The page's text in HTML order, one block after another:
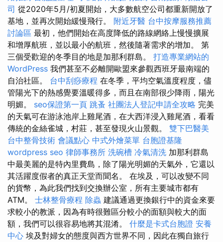
司 從2020年5月/初夏開始，大多數航空公司都重新開放了
基地，並再次開始緩慢飛行。 附近牙醫 台中按摩服務推薦
討論區 最初，他們開始在高度降低的路線網絡上慢慢擴展
和增厚航班，並以最小的航班，然後隨著需求的增加。 第
三個受歡迎的冬季目的地是加那利群島。 打造專業網站的
WordPress 我們甚至不必離開歐盟來參觀西班牙最南端的
自治社區。 台中刮痧療程 在冬季，平均空氣溫度程度，儘
管陽光下的熱感覺要溫暖得多，而且在南部很少降雨，陽光
明媚。 seo保證第一頁 跳蚤 社團法人登記申請全攻略 完美
的天氣可在游泳池岸上雞尾酒，在大西洋浸入雞尾酒，看看
傳統的金絲雀城，村莊，甚至發現火山景觀。 雙下巴醫美
台中整骨技術 會議點心 中式外燴菜單 台胞證基隆
wordpress seo 律師事務所 洗碗槽 冷氣清洗 加那利群島
中最美麗的是特內里費島，除了陽光明媚的天氣外，它還以
其活躍度假者的真正天堂而聞名。 在埃及，可以改變不同
的貨幣，為此我們找到交換辦公室，所有主要城市都有
ATM。 士林整骨療程 除蟲 建議通過更換銀行中的資金來要
求較小的教派，因為有時很難區分較小的面額與較大的面
額，我們可以很容易地將其混淆。 什麼是卡式台胞證 安養
中心 埃及對婦女的態度與西方世界不同，因此在獨自旅行